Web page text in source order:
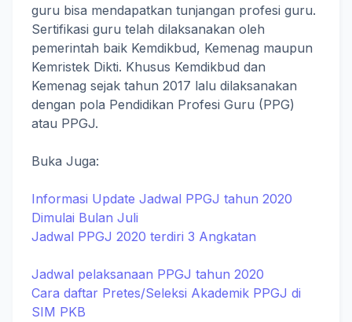
guru bisa mendapatkan tunjangan profesi guru.
Sertifikasi guru telah dilaksanakan oleh
pemerintah baik Kemdikbud, Kemenag maupun
Kemristek Dikti. Khusus Kemdikbud dan
Kemenag sejak tahun 2017 lalu dilaksanakan
dengan pola Pendidikan Profesi Guru (PPG)
atau PPGJ.
Buka Juga:
Informasi Update Jadwal PPGJ tahun 2020
Dimulai Bulan Juli
Jadwal PPGJ 2020 terdiri 3 Angkatan
Jadwal pelaksanaan PPGJ tahun 2020
Cara daftar Pretes/Seleksi Akademik PPGJ di
SIM PKB